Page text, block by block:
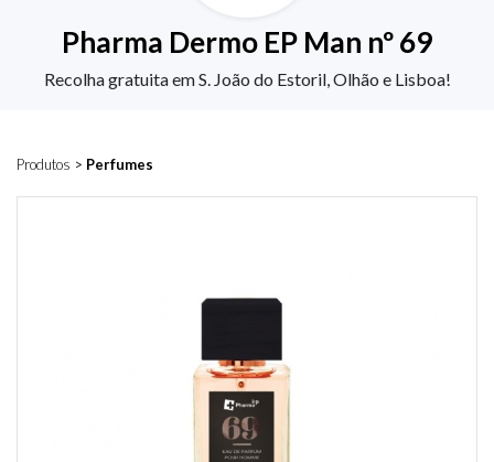
Pharma Dermo EP Man nº 69
Recolha gratuita em S. João do Estoril, Olhão e Lisboa!
Produtos > Perfumes